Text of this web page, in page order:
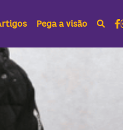
Pega a visão